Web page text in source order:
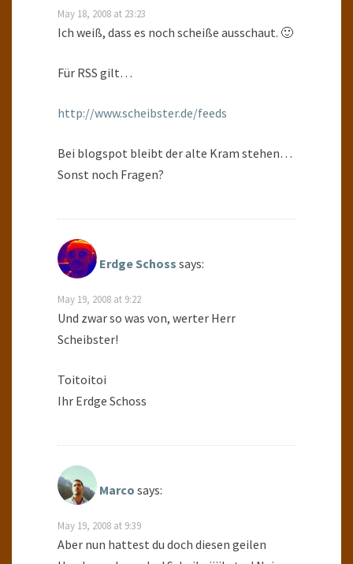
May 18, 2008 at 23:23
Ich weiß, dass es noch scheiße ausschaut. 🙂
Für RSS gilt…
http://www.scheibster.de/feeds
Bei blogspot bleibt der alte Kram stehen…
Sonst noch Fragen?
Erdge Schoss says:
May 19, 2008 at 9:22
Und zwar so was von, werter Herr
Scheibster!
Toitoitoi
Ihr Erdge Schoss
Marco says:
May 19, 2008 at 9:39
Aber nun hattest du doch diesen geilen